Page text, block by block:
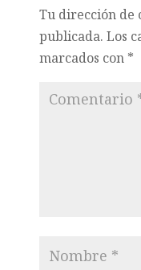
Tu dirección de
publicada. Los
marcados con *